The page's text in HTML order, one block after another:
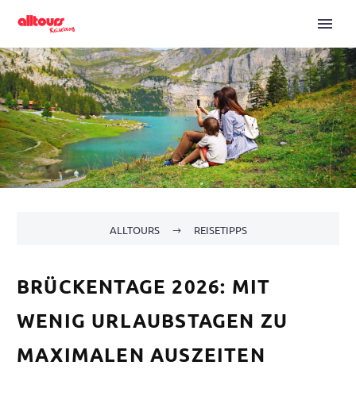
ALLTOURS REISETIPPS
BRÜCKENTAGE 2026: MIT
WENIG URLAUBSTAGEN ZU
MAXIMALEN AUSZEITEN